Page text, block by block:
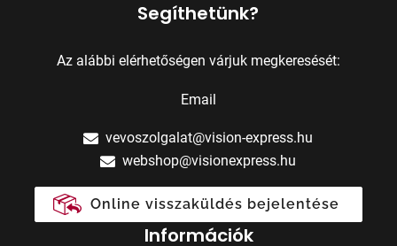
Segíthetünk?
Az alábbi elérhetőségen várjuk megkeresését:
Email
vevoszolgalat@vision-express.hu
webshop@visionexpress.hu
Online visszaküldés bejelentése
Információk